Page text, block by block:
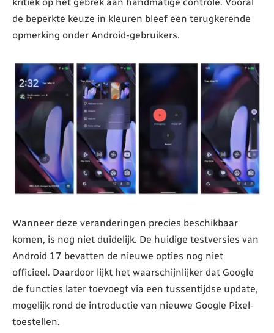
de beperkte keuze in kleuren bleef een terugkerende
opmerking onder Android-gebruikers.
Wanneer deze veranderingen precies beschikbaar
komen, is nog niet duidelijk. De huidige testversies van
Android 17 bevatten de nieuwe opties nog niet
officieel. Daardoor lijkt het waarschijnlijker dat Google
de functies later toevoegt via een tussentijdse update,
mogelijk rond de introductie van nieuwe Google Pixel-
toestellen.